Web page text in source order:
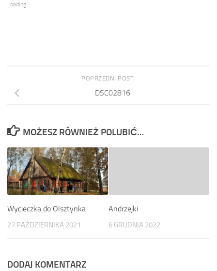
Loading...
POPRZEDNI POST
DSC02816
MOŻESZ RÓWNIEŻ POLUBIĆ…
Wycieczka do Olsztynka
27 PAŹDZIERNIKA 2021
Andrzejki
6 GRUDNIA 2022
DODAJ KOMENTARZ